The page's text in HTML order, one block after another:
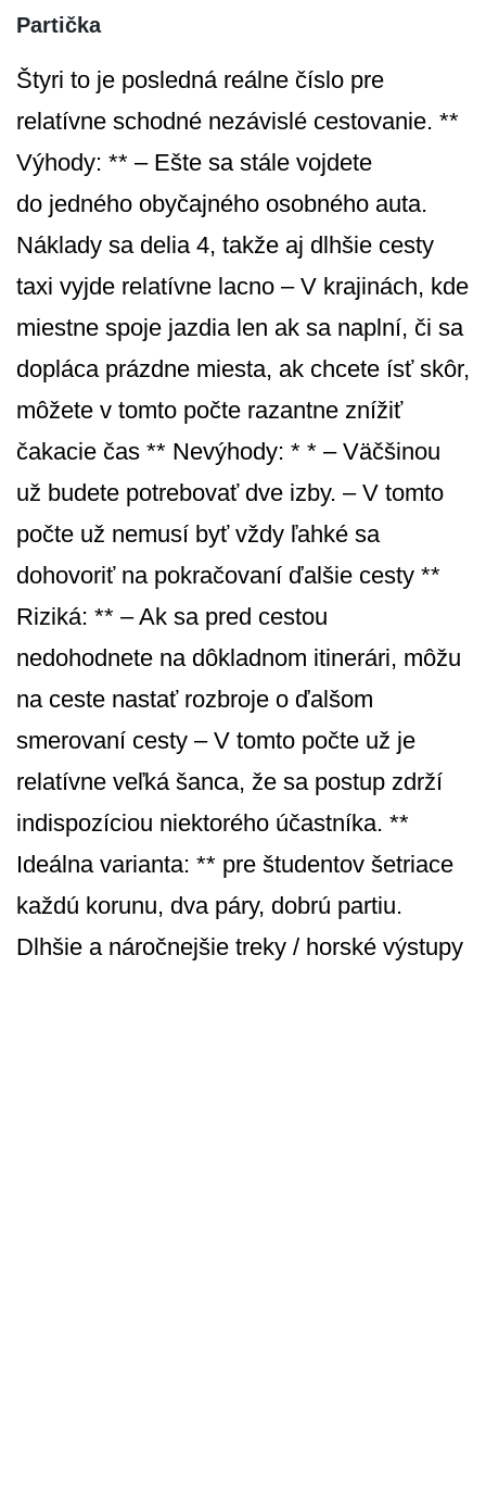
Partička
Štyri to je posledná reálne číslo pre
relatívne schodné nezávislé cestovanie. **
Výhody: ** – Ešte sa stále vojdete
do jedného obyčajného osobného auta.
Náklady sa delia 4, takže aj dlhšie cesty
taxi vyjde relatívne lacno – V krajinách, kde
miestne spoje jazdia len ak sa naplní, či sa
dopláca prázdne miesta, ak chcete ísť skôr,
môžete v tomto počte razantne znížiť
čakacie čas ** Nevýhody: * * – Väčšinou
už budete potrebovať dve izby. – V tomto
počte už nemusí byť vždy ľahké sa
dohovoriť na pokračovaní ďalšie cesty **
Riziká: ** – Ak sa pred cestou
nedohodnete na dôkladnom itinerári, môžu
na ceste nastať rozbroje o ďalšom
smerovaní cesty – V tomto počte už je
relatívne veľká šanca, že sa postup zdrží
indispozíciou niektorého účastníka. **
Ideálna varianta: ** pre študentov šetriace
každú korunu, dva páry, dobrú partiu.
Dlhšie a náročnejšie treky / horské výstupy